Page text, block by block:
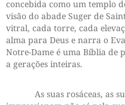
concebida como um templo
visão do abade Suger de
vitral, cada torre, cada
alma para Deus e narra o
Notre-Dame é uma Bíblia de
a gerações inteiras.
As suas rosáceas, as